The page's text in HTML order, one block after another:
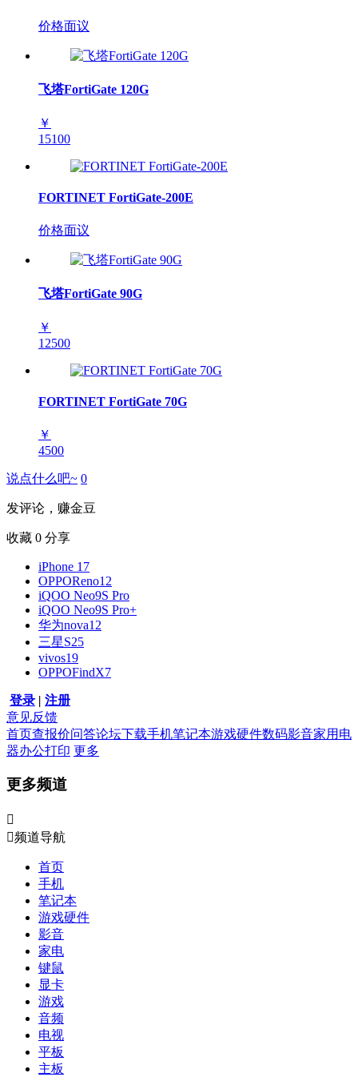
价格面议
飞塔FortiGate 120G
￥
15100
FORTINET FortiGate-200E
价格面议
飞塔FortiGate 90G
￥
12500
FORTINET FortiGate 70G
￥
4500
说点什么吧~ 0
发评论，赚金豆
收藏 0 分享
iPhone 17
OPPOReno12
iQOO Neo9S Pro
iQOO Neo9S Pro+
华为nova12
三星S25
vivos19
OPPOFindX7
登录 | 注册
意见反馈
首页查报价问答论坛下载手机笔记本游戏硬件数码影音家用电
器办公打印 更多
更多频道

频道导航
首页
手机
笔记本
游戏硬件
影音
家电
键鼠
显卡
游戏
音频
电视
平板
主板